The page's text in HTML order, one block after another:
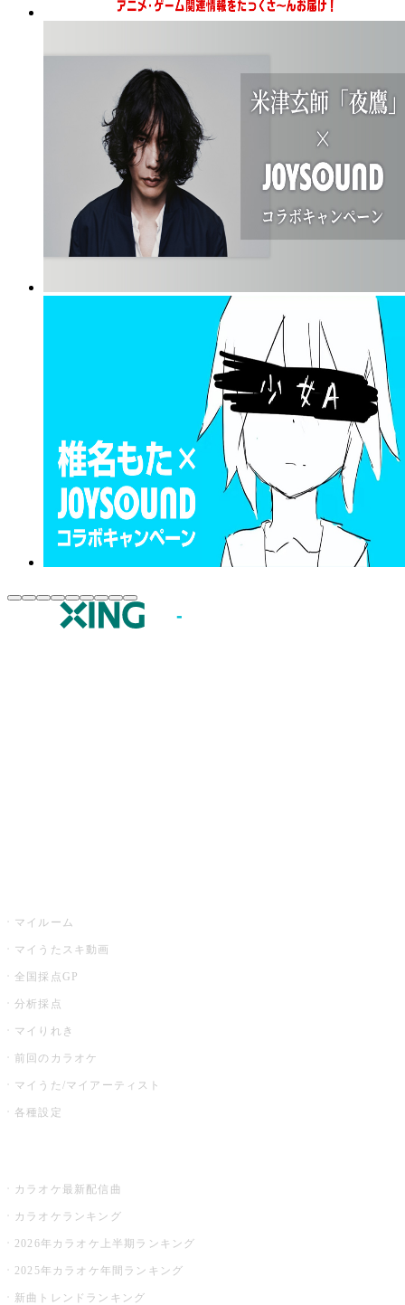
マイルーム
マイうたスキ動画
全国採点GP
分析採点
マイりれき
前回のカラオケ
マイうた/マイアーティスト
各種設定
カラオケ最新配信曲
カラオケランキング
2026年カラオケ上半期ランキング
2025年カラオケ年間ランキング
新曲トレンドランキング